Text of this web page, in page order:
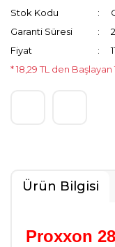
Stok Kodu
Garanti Süresi
Fiyat
* 18,29 TL den
Ürün Bilgisi
Proxxon